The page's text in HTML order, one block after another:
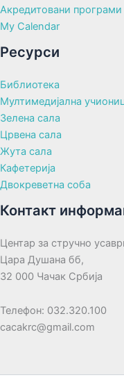
Акредитовани
My Calendar
Ресурси
Библиотека
Мултимедијална
Зелена сала
Црвена сала
Жута сала
Кафетерија
Двокреветна соба
Контакт
Центар за стручно
Цара Душана бб,
32 000 Чачак Србија
Телефон: 032.320.100
cacakrc@gmail.com